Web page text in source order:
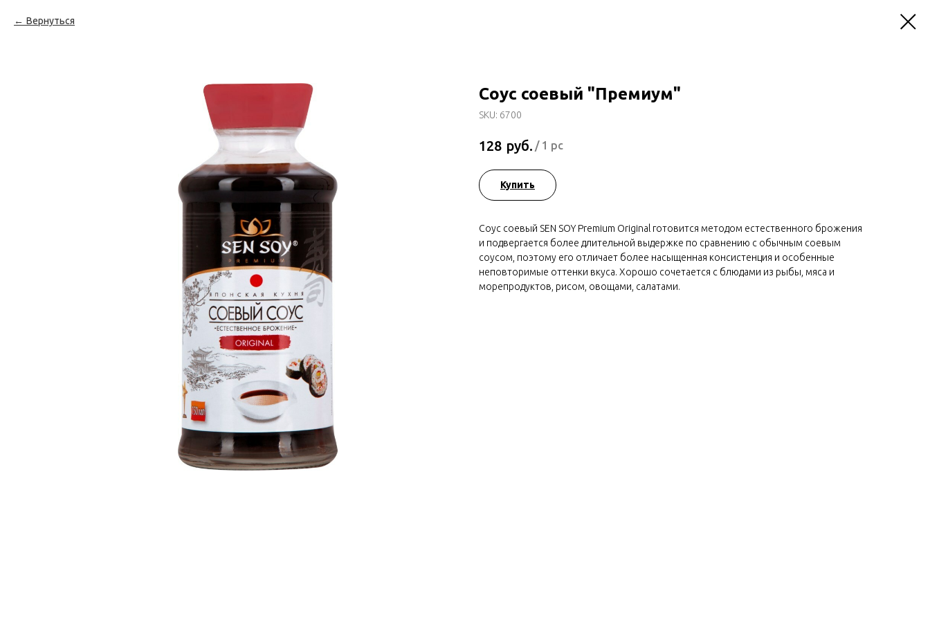
Вернуться
Соус соевый "Премиум"
SKU: 6700
128 руб. / 1 pc
Купить
Соус соевый SEN SOY Premium Original готовится методом естественного брожения
и подвергается более длительной выдержке по сравнению с обычным соевым
соусом, поэтому его отличает более насыщенная консистенция и особенные
неповторимые оттенки вкуса. Хорошо сочетается с блюдами из рыбы, мяса и
морепродуктов, рисом, овощами, салатами.